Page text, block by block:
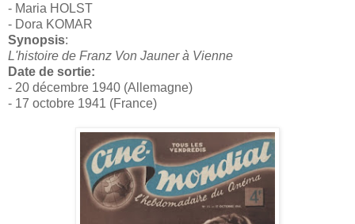
- Maria HOLST
- Dora KOMAR
Synopsis:
L'histoire de Franz Von Jauner à Vienne
Date de sortie:
- 20 décembre 1940 (Allemagne)
- 17 octobre 1941 (France)